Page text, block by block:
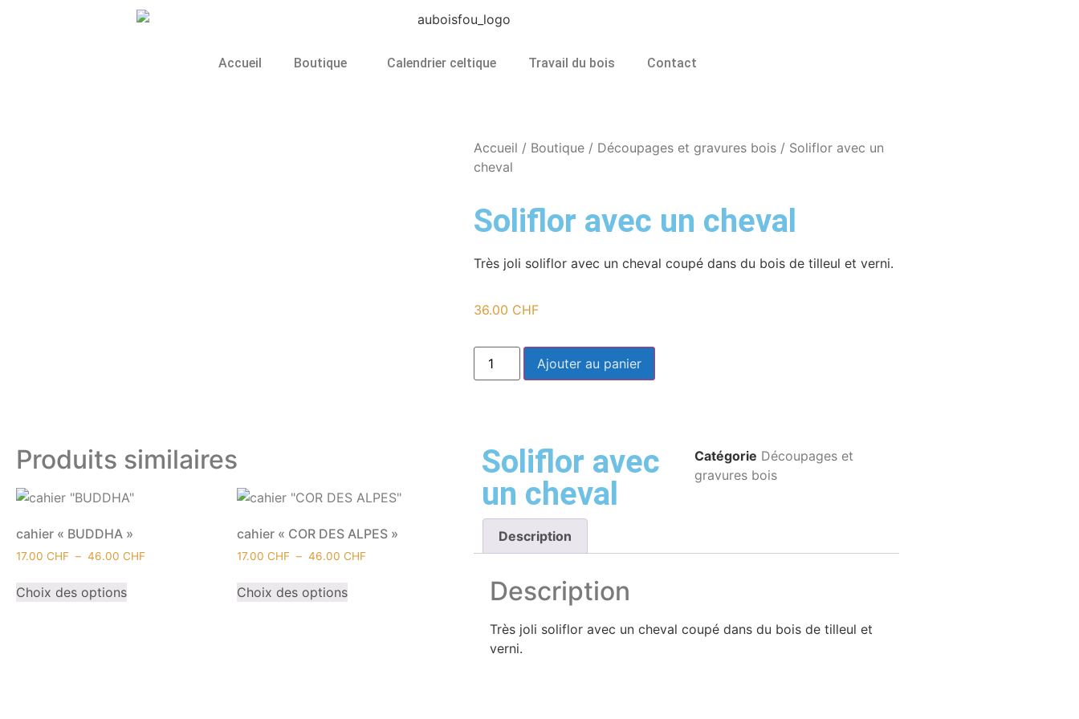
Accueil Boutique Calendrier celtique Travail du bois Contact
Accueil / Boutique / Découpages et gravures bois / Soliflor avec un
cheval
Soliflor avec un cheval
Très joli soliflor avec un cheval coupé dans du bois de tilleul et verni.
36.00 CHF
Ajouter au panier
Produits similaires
cahier « BUDDHA »
17.00 CHF – 46.00 CHF
Choix des options
cahier « COR DES ALPES »
17.00 CHF – 46.00 CHF
Choix des options
Soliflor avec
un cheval
Catégorie Découpages et
gravures bois
Description
Description
Très joli soliflor avec un cheval coupé dans du bois de tilleul et
verni.